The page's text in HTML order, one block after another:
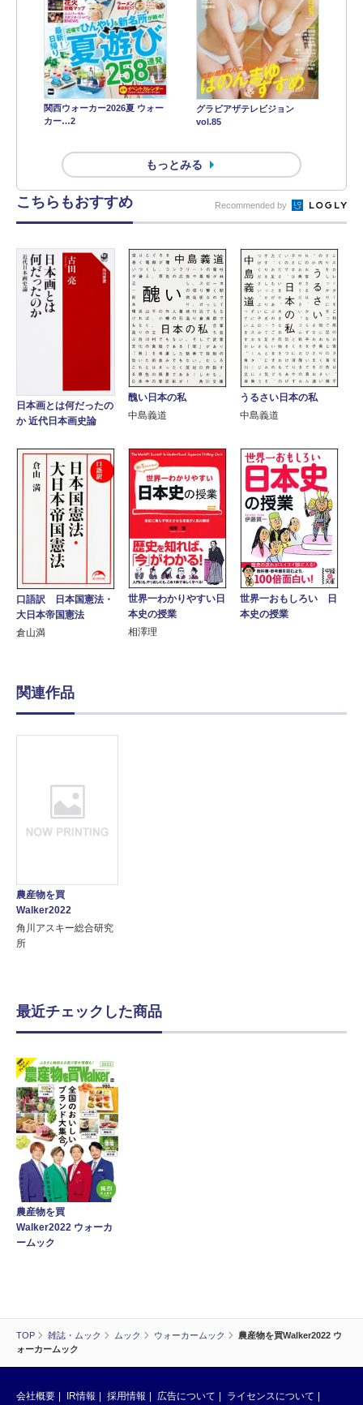
TOP 雑誌・ムック ムック ウォーカームック
農産物を買Walker2022 ウ
ォーカームック
関西ウォーカー2026夏 ウォー
カー…2
グラビアザテレビジョン
vol.85
もっとみる
こちらもおすすめ Recommended by
日本画とは何だったの
か 近代日本画史論
醜い日本の私
中島義道
うるさい日本の私
中島義道
口語訳 日本国憲法・
大日本帝国憲法
倉山満
世界一わかりやすい日
本史の授業
相澤理
世界一おもしろい 日
本史の授業
関連作品
農産物を買
Walker2022
角川アスキー総合研究
所
最近チェックした商品
農産物を買
Walker2022 ウォーカ
ームック
会社概要 IR情報 採用情報 広告について ライセンスについて